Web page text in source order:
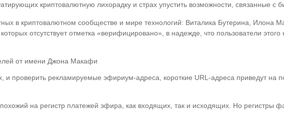
криптовалютную лихорадку и страх упустить возможности, связанные с
в криптовалютном сообществе и мире технологий: Виталика Бутерина, Илона
отсутствует отметка «верифицировано», в надежде, что пользователи этого
от имени Джона Макафи
и проверить рекламируемые эфириум-адреса, короткие URL-адреса приведут на
на регистр платежей эфира, как входящих, так и исходящих. Но регистры